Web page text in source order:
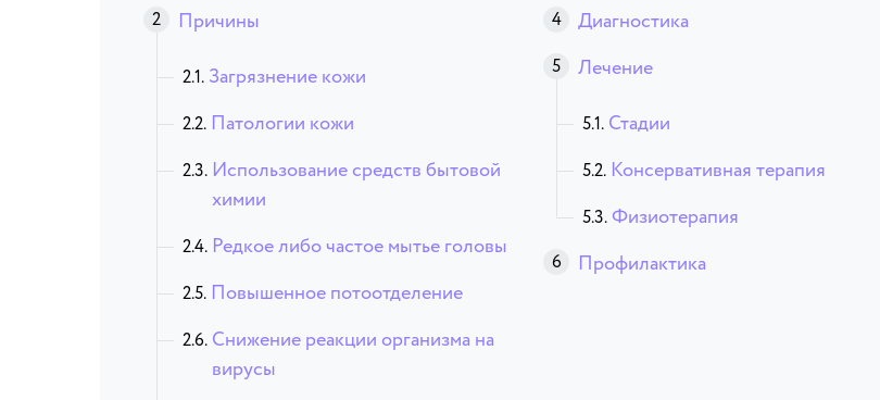
Причины
Загрязнение кожи
Патологии кожи
Использование средств бытовой
химии
Редкое либо частое мытье головы
Повышенное потоотделение
Снижение реакции организма на
вирусы
Диагностика
Лечение
Стадии
Консервативная терапия
Физиотерапия
Профилактика